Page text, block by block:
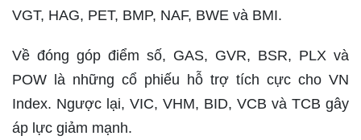
VGT, HAG, PET, BMP, NAF, BWE và BMI.
Về đóng góp điểm số, GAS, GVR, BSR, PLX và
POW là những cổ phiếu hỗ trợ tích cực cho VN
Index. Ngược lại, VIC, VHM, BID, VCB và TCB gây
áp lực giảm mạnh.